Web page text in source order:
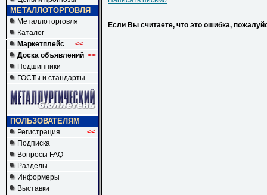
МЕТАЛЛОТОРГОВЛЯ
Металлоторговля
Каталог
Маркетплейс
<<
Доска объявлений <<
Подшипники
ГОСТы и стандарты
ПОЛЬЗОВАТЕЛЯМ
Регистрация <<
Подписка
Вопросы FAQ
Разделы
Информеры
Выставки
Если Вы считаете, что это ошибка,